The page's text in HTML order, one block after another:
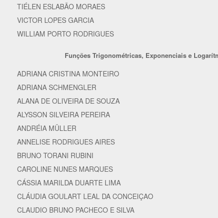
TIÉLEN ESLABÃO MORAES
VICTOR LOPES GARCIA
WILLIAM PORTO RODRIGUES
Funções Trigonométricas, Exponenciais e
ADRIANA CRISTINA MONTEIRO
ADRIANA SCHMENGLER
ALANA DE OLIVEIRA DE SOUZA
ALYSSON SILVEIRA PEREIRA
ANDRÉIA MÜLLER
ANNELISE RODRIGUES AIRES
BRUNO TORANI RUBINI
CAROLINE NUNES MARQUES
CÁSSIA MARILDA DUARTE LIMA
CLÁUDIA GOULART LEAL DA CONCEIÇAO
CLAUDIO BRUNO PACHECO E SILVA